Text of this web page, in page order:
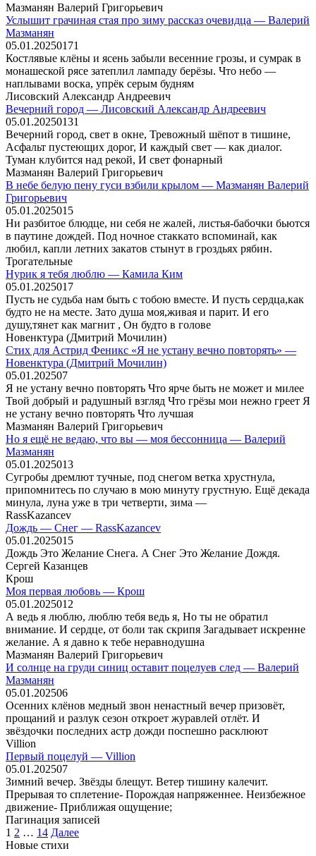
Мазманян Валерий Григорьевич
Услышит грачиная стая про зиму рассказ очевидца — Валерий
Мазманян
05.01.20250171
Костлявые клёны и ясень забыли весенние грозы, и сумрак в
монашеской рясе затеплил лампаду берёзы. Что небо —
наплывами воска, упрёк серым будням
Лисовский Александр Андреевич
Вечерний город — Лисовский Александр Андреевич
05.01.20250131
Вечерний город, свет в окне, Тревожный шёпот в тишине,
Асфальт пустеющих дорог, И каждый свет — как диалог.
Туман клубится над рекой, И свет фонарный
Мазманян Валерий Григорьевич
В небе белую пену гуси взбили крылом — Мазманян Валерий
Григорьевич
05.01.2025015
Ни разбитое блюдце, ни себя не жалей, листья-бабочки бьются
в паутине дождей. Под ночное стаккато вспоминай, как
любил, капли летних закатов стынут в гроздьях рябин.
Трогательные
Нурик я тебя люблю — Камила Ким
05.01.2025017
Пусть не судьба нам быть с тобою вместе. И пусть сердца,как
будто не на месте. Зато душа моя,живая и парит. И его
душу,тянет как магнит , Он будто в голове
Новенктура (Дмитрий Мочилин)
Стих для Астрид Феникс «Я не устану вечно повторять» —
Новенктура (Дмитрий Мочилин)
05.01.202507
Я не устану вечно повторять Что ярче быть не может и милее
Твой добрый и радушный взгляд Что грёзы мои нежно греет Я
не устану вечно повторять Что лучшая
Мазманян Валерий Григорьевич
Но я ещё не ведаю, что вы — моя бессонница — Валерий
Мазманян
05.01.2025013
Сугробы дремлют тучные, под снегом ветка хрустнула,
припомнитесь по случаю в мою минуту грустную. Ещё декада
минула, луна уже в три четверти, зима —
RassKazancev
Дождь — Снег — RassKazancev
05.01.2025015
Дождь Это Желание Снега. А Снег Это Желание Дождя.
Сергей Казанцев
Крош
Моя первая любовь — Крош
05.01.2025012
А ведь я люблю, люблю тебя ведь я, Но ты не обратил
внимание. И сердце, от боли так скрипя Загадывает искренне
желание. А я давно к тебе неравнодушна
Мазманян Валерий Григорьевич
И солнце на груди синиц оставит поцелуев след — Валерий
Мазманян
05.01.202506
Осенних клёнов медный звон ненастный вечер призовёт,
прощаний и разлук сезон откроет журавлей отлёт. И
звёздочки последних астр дожди поспешно расклюют
Villion
Первый поцелуй — Villion
05.01.202507
Зимний вечер. Звёзды блещут. Ветер тишину калечит.
Прерывая то сплетение- Порождая напряженнее. Неизбежное
движение- Приближая ощущение;
Пагинация записей
1 2 … 14 Далее
Новые стихи